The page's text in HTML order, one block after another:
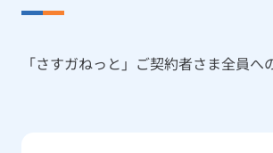
「さすガねっと」ご契約者さま全員